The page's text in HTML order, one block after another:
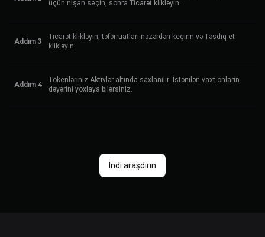
üçün nişan seçin, sonra Ticarət klikləyin.
Addım 3
Ticarət klikləyin, təfərrüatları nəzərdən keçirin və Təsdiq et
klikləyin.
Addım 4
Tokenləriniz Aktivlər altında saxlanılır. İstənilən vaxt onların
dəyərini yoxlaya bilərsiniz.
İndi araşdırın